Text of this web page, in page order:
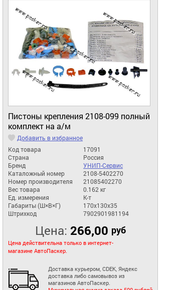
Пистоны крепления 2108-099 полный
комплект на а/м
Добавить в избранное
Код товара
17091
Страна
Россия
Бренд
УНИП-Сервис
Каталожный номер
2108-5402270
Номер производителя
21085402270
Вес товара
0.162 кг
Ед. измерения
К-т
Габариты (Ш×В×Г)
170x130x35
Штрихкод
7902901981194
Цена: 266,00 руб
Цена действительна только в интернет-
магазине АвтоПаскер.
Доставка курьером, CDEK, Яндекс
доставка либо самовывоз из
магазинов АвтоПаскер.